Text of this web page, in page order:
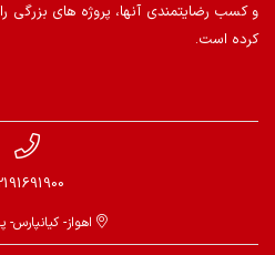
و کسب رضایتمندی آنها، پروژه های بزرگی
کرده است.
اهواز- کیانپارس-